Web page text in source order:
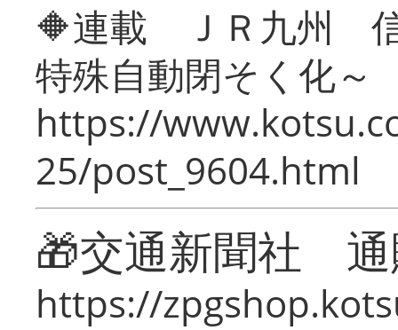
🔶連載 ＪＲ九州 信
特殊自動閉そく化～
https://
25/post_9604.html
🎁交通新聞社
https://